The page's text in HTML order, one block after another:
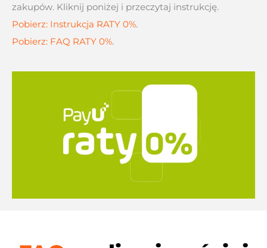
zakupów. Kliknij poniżej i przeczytaj instrukcję.
Pobierz: Instrukcja RATY 0%.
Pobierz: FAQ RATY 0%.